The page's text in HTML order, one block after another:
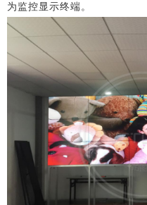
为监控显示终端。